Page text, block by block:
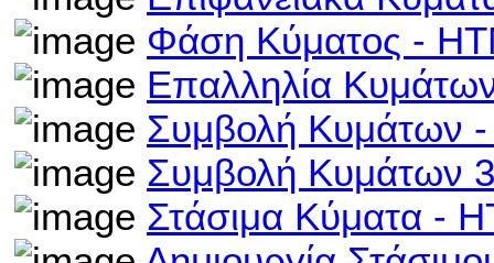
Φάση Κύματος -
Επαλληλία
Συμβολή Κυμάτων
Συμβολή Κυμάτων
Στάσιμα Κύματα -